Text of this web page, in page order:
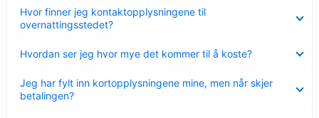
Hvor finner jeg kontaktopplysningene til
overnattingsstedet?
mindre
Hvordan ser jeg hvor mye det kommer til å koste?
mindre
Jeg har fylt inn kortopplysningene mine, men når skjer
betalingen?
mindre